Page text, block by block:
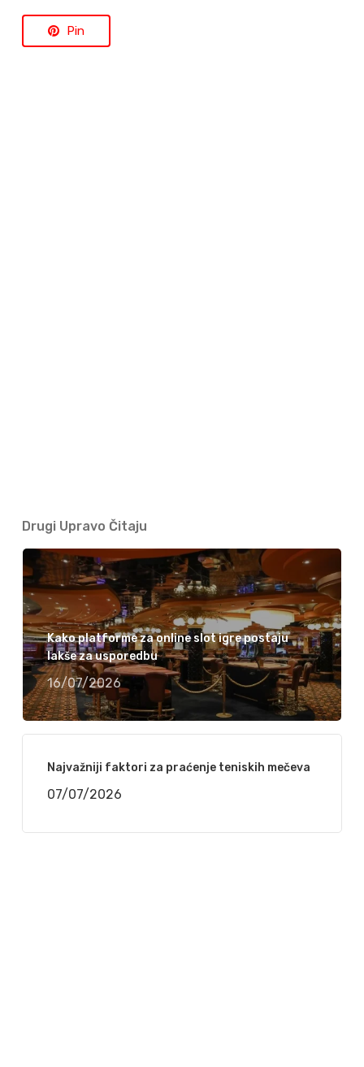
Pin
Drugi Upravo Čitaju
Kako platforme za online slot igre postaju
lakše za usporedbu
16/07/2026
Najvažniji faktori za praćenje teniskih mečeva
07/07/2026